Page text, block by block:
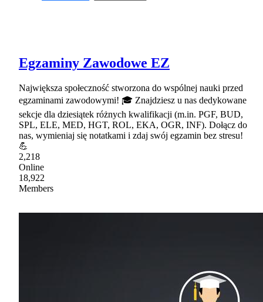
Egzaminy Zawodowe EZ
Największa społeczność stworzona do wspólnej nauki przed
egzaminami zawodowymi! 🎓 Znajdziesz u nas dedykowane
sekcje dla dziesiątek różnych kwalifikacji (m.in. PGF, BUD,
SPL, ELE, MED, HGT, ROL, EKA, OGR, INF). Dołącz do
nas, wymieniaj się notatkami i zdaj swój egzamin bez stresu!
💪
2,218
Online
18,922
Members